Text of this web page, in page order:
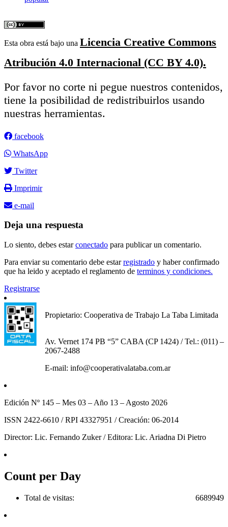
Esta obra está bajo una Licencia Creative Commons
Atribución 4.0 Internacional (CC BY 4.0).
Por favor no corte ni pegue nuestros contenidos,
tiene la posibilidad de redistribuirlos usando
nuestras herramientas.
facebook
WhatsApp
Twitter
Imprimir
e-mail
Deja una respuesta
Lo siento, debes estarconectado para publicar un comentario.
Para enviar su comentario debe estarregistrado y haber confirmado
que ha leido y aceptado el reglamento de terminos y condiciones.
Registrarse
Propietario: Cooperativa de Trabajo La Taba Limitada
Av. Vernet 174 PB “5” CABA (CP 1424) / Tel.: (011) –
2067-2488
E-mail: info@cooperativalataba.com.ar
Edición Nº 145 – Mes 03 – Año 13 – Agosto 2026
ISSN 2422-6610 / RPI 43327951 / Creación: 06-2014
Director: Lic. Fernando Zuker / Editora: Lic. Ariadna Di Pietro
Count per Day
6689949
Total de visitas: